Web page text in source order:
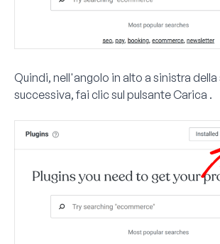
Quindi, nell'angolo in alto a sinistra
successiva, fai clic sul pulsante Carica .